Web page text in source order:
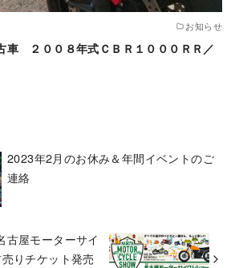
お知らせ
車 ２００８年式ＣＢＲ１０００ＲＲ／
2023年2月のお休み＆年間イベントのご
連絡
古屋モーターサイ
りチケット発売